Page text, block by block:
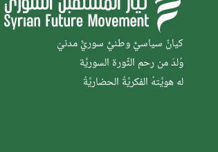
كيانٌ سياسيٌّ وطنيٌّ سوريٌّ مدنيّ
وُلدَ من رحم الثَّورة السوريَّة
له هويَّتهُ الفكريَّةُ الحضاريَّةُ